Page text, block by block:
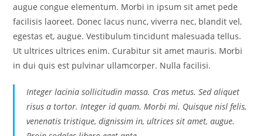
augue congue elementum. Morbi in ipsum sit amet pede
facilisis laoreet. Donec lacus nunc, viverra nec, blandit vel,
egestas et, augue. Vestibulum tincidunt malesuada tellus.
Ut ultrices ultrices enim. Curabitur sit amet mauris. Morbi
in dui quis est pulvinar ullamcorper. Nulla facilisi.
Integer lacinia sollicitudin massa. Cras metus. Sed aliquet
risus a tortor. Integer id quam. Morbi mi. Quisque nisl felis,
venenatis tristique, dignissim in, ultrices sit amet, augue.